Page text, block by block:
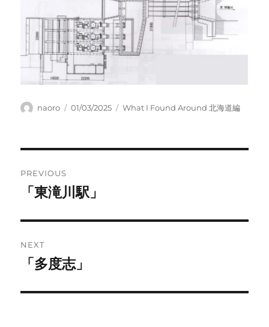
Author
naoro
Posted
01/03/2025 Categories
What I Found Around 北海道編
navigation
PREVIOUS
Previous
「東滝川駅」
NEXT
Next
「多度志」